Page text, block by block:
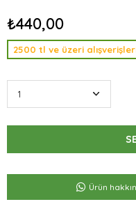
₺440,00
2500 tl ve üzeri
Ürün